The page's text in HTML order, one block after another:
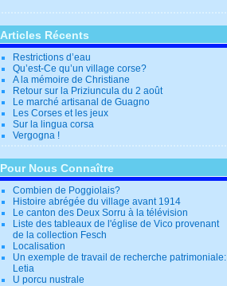
Articles Récents
Restrictions d’eau
Qu’est-Ce qu’un village corse?
A la mémoire de Christiane
Retour sur la Priziuncula du 2 août
Le marché artisanal de Guagno
Les Corses et les jeux
Sur la lingua corsa
Vergogna !
Pour Nous Connaître
Combien de Poggiolais?
Histoire abrégée du village avant 1914
Le canton des Deux Sorru à la télévision
Liste des tableaux de l'église de Vico provenant
de la collection Fesch
Localisation
Un exemple de travail de recherche patrimoniale:
Letia
U porcu nustrale